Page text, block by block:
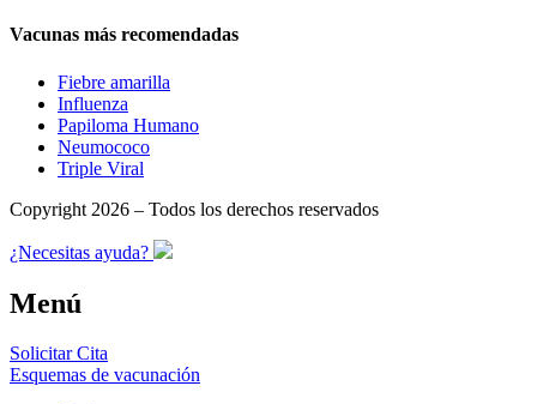
Vacunas más recomendadas
Fiebre amarilla
Influenza
Papiloma Humano
Neumococo
Triple Viral
Copyright 2026 – Todos los derechos reservados
¿Necesitas ayuda?
Menú
Solicitar Cita
Esquemas de vacunación